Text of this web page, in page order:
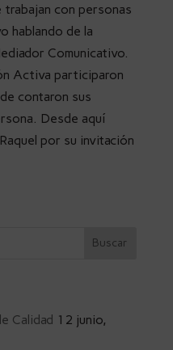
con personas
hablando de la
Comunicativo.
Activa participaron
contaron sus
Desde aquí
por su invitación
Calidad 12 junio,